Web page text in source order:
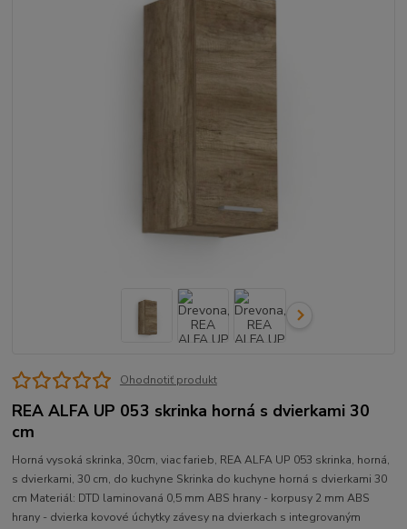
Ohodnotiť produkt
REA ALFA UP 053 skrinka horná s dvierkami 30
cm
Horná vysoká skrinka, 30cm, viac farieb, REA ALFA UP 053 skrinka, horná,
s dvierkami, 30 cm, do kuchyne Skrinka do kuchyne horná s dvierkami 30
cm Materiál: DTD laminovaná 0,5 mm ABS hrany - korpusy 2 mm ABS
hrany - dvierka kovové úchytky závesy na dvierkach s integrovaným